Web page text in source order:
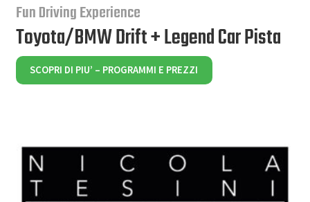
Fun Driving Experience
Toyota/BMW Drift + Legend Car Pista
SCOPRI DI PIU’ – PROGRAMMI E PREZZI